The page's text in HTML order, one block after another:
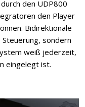
den UDP800
den Player
Bidirektionale
sondern
weiß jederzeit,
eingelegt ist.